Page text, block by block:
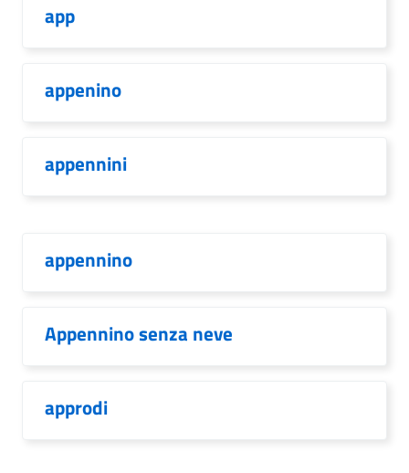
app
appenino
appennini
appennino
Appennino senza neve
approdi